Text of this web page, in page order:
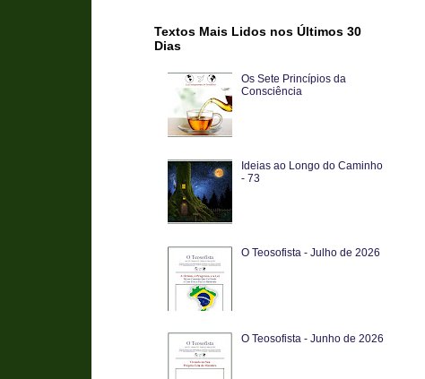
Textos Mais Lidos nos Últimos 30
Dias
Os Sete Princípios da
Consciência
Ideias ao Longo do Caminho
- 73
O Teosofista - Julho de 2026
O Teosofista - Junho de 2026